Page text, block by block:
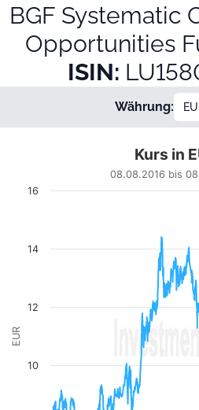
BGF Systematic
Opportunities
ISIN:
Währung:
Line chart with 1863 data points.
08.08.2016 bis 08.08.2026
The chart has 1 Y axis displaying
EUR
Kurs in
08.08.2016 bis
10
12
14
16